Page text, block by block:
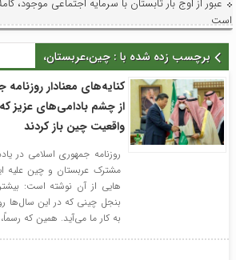
عبور از اوج بار تابستان با سرمایه اجتماعی موجود،
است
فرماندار لاهیجان در آیین نخستین برداشت مکانیزه
مکانیزاسیون، ضامن پایداری تولید برنج و حمایت از
تأکید طاعتی مقدم بر توسعه همکاری‌های همه جانبه
روسیه؛سرکنسول جدید فدراسیون روسیه در گیلان با
تفاهم‌نامه خواهرخواندگی شهرهای لاهیجان و اردبیل
ارشاد اسلامی امضا شد
فراخوان پانزدهمین جشنواره تئاتر خیابانی شهروند
بررسی روند صدور مجوز تبدیل به احسن موقوفه
مسئولان و نمایندگان روستاهای ساحلی
برچسب زده شده با : چین،عربستان،
کنایه‌های معنادار
از چشم بادامی‌های عزیز
واقعیت چین باز کردند
روزنامه جمهوری اسلامی در
مشترک عربستان و چین علیه
هایی از آن نوشته است:
بنجل چینی که در این سال‌ها
به کار ما می‌آید. همین که